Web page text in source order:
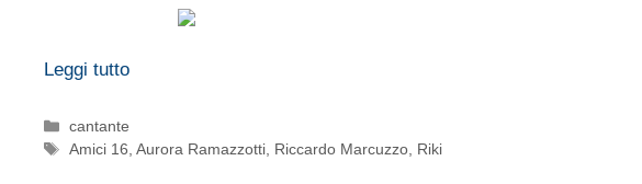
Leggi tutto
Categorie
cantante
Tag
Amici 16,Aurora Ramazzotti, Riccardo Marcuzzo, Riki